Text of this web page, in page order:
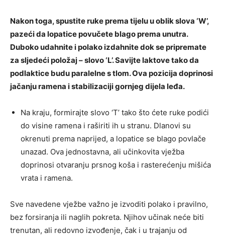
Nakon toga, spustite ruke prema tijelu u oblik slova ‘W’,
pazeći da lopatice povučete blago prema unutra.
Duboko udahnite i polako izdahnite dok se pripremate
za sljedeći položaj – slovo ‘L’. Savijte laktove tako da
podlaktice budu paralelne s tlom. Ova pozicija doprinosi
jačanju ramena i stabilizaciji gornjeg dijela leđa.
Na kraju, formirajte slovo ‘T’ tako što ćete ruke podići
do visine ramena i raširiti ih u stranu. Dlanovi su
okrenuti prema naprijed, a lopatice se blago povlače
unazad. Ova jednostavna, ali učinkovita vježba
doprinosi otvaranju prsnog koša i rasterećenju mišića
vrata i ramena.
Sve navedene vježbe važno je izvoditi polako i pravilno,
bez forsiranja ili naglih pokreta. Njihov učinak neće biti
trenutan, ali redovno izvođenje, čak i u trajanju od